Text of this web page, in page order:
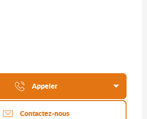
Appeler
Contactez-nous